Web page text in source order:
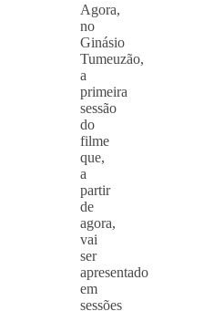
Agora,
no
Ginásio
Tumeuzão,
a
primeira
sessão
do
filme
que,
a
partir
de
agora,
vai
ser
apresentado
em
sessões